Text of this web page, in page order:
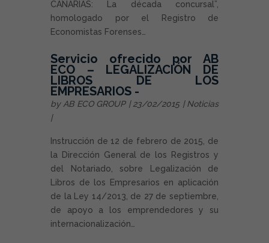
CANARIAS: La década concursal”,
homologado por el Registro de
Economistas Forenses…
Servicio ofrecido por AB
ECO – LEGALIZACIÓN DE
LIBROS DE LOS
EMPRESARIOS -
by AB ECO GROUP| 23/02/2015 |Noticias
|
Instrucción de 12 de febrero de 2015, de
la Dirección General de los Registros y
del Notariado, sobre Legalización de
Libros de los Empresarios en aplicación
de la Ley 14/2013, de 27 de septiembre,
de apoyo a los emprendedores y su
internacionalización…